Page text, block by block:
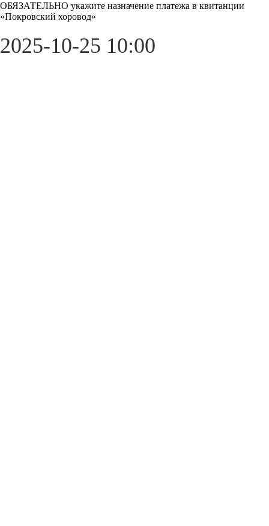
ОБЯЗАТЕЛЬНО укажите назначение платежа в квитанции
«Покровский хоровод»
2025-10-25 10:00